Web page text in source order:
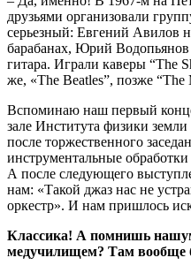
друзьями организовали
серьезный: Евгений Авилов
барабанах, Юрий
гитара. Играли каверы “The
же, «The Beatles”, позже “The
Вспоминаю наш первый
зале Института физики
после торжественного
инструментальные
А после следующего
нам: «Такой джаз нас не
оркестр». И нам пришлось
Классика! А помнишь
медучилищем? Там вообще